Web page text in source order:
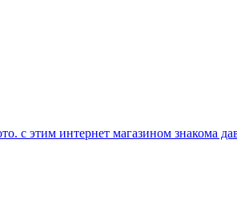
с этим интернет магазином знакома